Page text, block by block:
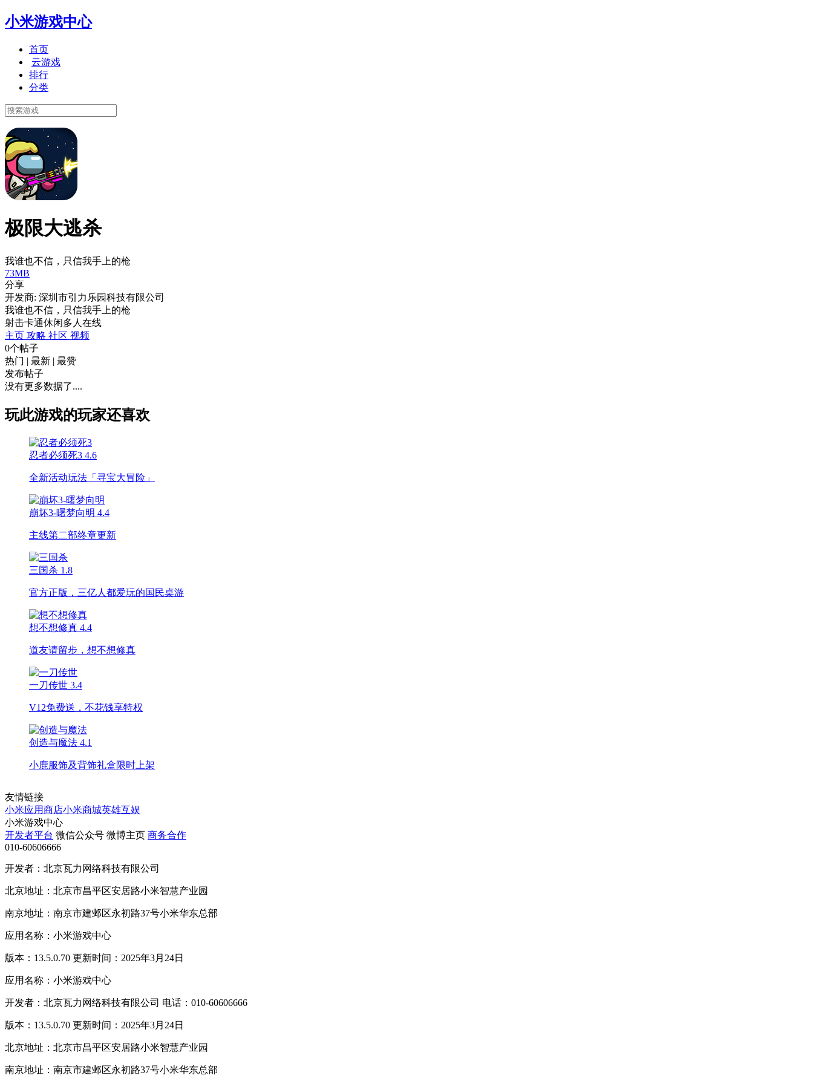
小米游戏中心
首页
云游戏
排行
分类
极限大逃杀
我谁也不信，只信我手上的枪
73MB
分享
开发商: 深圳市引力乐园科技有限公司
我谁也不信，只信我手上的枪
射击卡通休闲多人在线
主页 攻略 社区 视频
0个帖子
热门 | 最新 | 最赞
发布帖子
没有更多数据了....
玩此游戏的玩家还喜欢
忍者必须死3 4.6
全新活动玩法「寻宝大冒险」
崩坏3-曙梦向明 4.4
主线第二部终章更新
三国杀 1.8
官方正版，三亿人都爱玩的国民桌游
想不想修真 4.4
道友请留步，想不想修真
一刀传世 3.4
V12免费送，不花钱享特权
创造与魔法 4.1
小鹿服饰及背饰礼盒限时上架
友情链接
小米应用商店小米商城英雄互娱
小米游戏中心
开发者平台 微信公众号 微博主页 商务合作
010-60606666
开发者：北京瓦力网络科技有限公司
北京地址：北京市昌平区安居路小米智慧产业园
南京地址：南京市建邺区永初路37号小米华东总部
应用名称：小米游戏中心
版本：13.5.0.70 更新时间：2025年3月24日
应用名称：小米游戏中心
开发者：北京瓦力网络科技有限公司 电话：010-60606666
版本：13.5.0.70 更新时间：2025年3月24日
北京地址：北京市昌平区安居路小米智慧产业园
南京地址：南京市建邺区永初路37号小米华东总部